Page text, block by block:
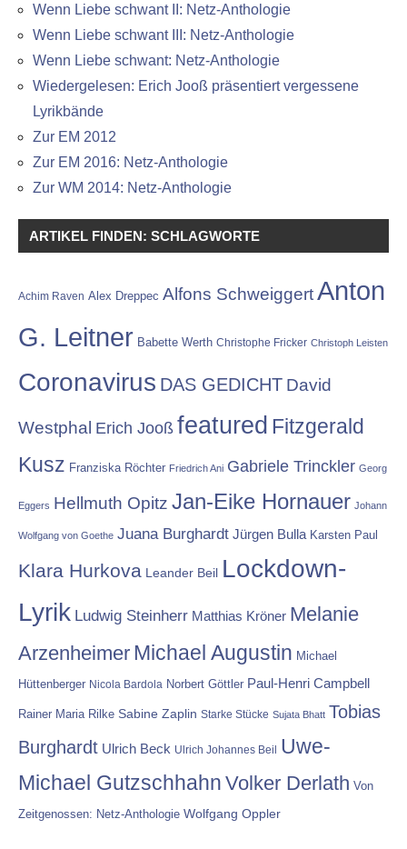
Wenn Liebe schwant II: Netz-Anthologie
Wenn Liebe schwant III: Netz-Anthologie
Wenn Liebe schwant: Netz-Anthologie
Wiedergelesen: Erich Jooß präsentiert vergessene
Lyrikbände
Zur EM 2012
Zur EM 2016: Netz-Anthologie
Zur WM 2014: Netz-Anthologie
ARTIKEL FINDEN: SCHLAGWORTE
Achim Raven Alex Dreppec Alfons SchweiggertAnton
G. Leitner Babette Werth Christophe Fricker Christoph Leisten
Coronavirus DAS GEDICHT David
Westphal Erich Jooß featured Fitzgerald
Kusz Franziska Röchter Friedrich Ani Gabriele Trinckler Georg
Eggers Hellmuth Opitz Jan-Eike Hornauer Johann
Wolfgang von Goethe Juana Burghardt Jürgen Bulla Karsten Paul
Klara Hurkova Leander Beil Lockdown-
Lyrik Ludwig Steinherr Matthias Kröner Melanie
Arzenheimer Michael Augustin Michael
Hüttenberger Nicola Bardola Norbert Göttler Paul-Henri Campbell
Rainer Maria Rilke Sabine Zaplin Starke Stücke Sujata Bhatt Tobias
Burghardt Ulrich Beck Ulrich Johannes Beil Uwe-
Michael Gutzschhahn Volker Derlath Von
Zeitgenossen: Netz-Anthologie Wolfgang Oppler